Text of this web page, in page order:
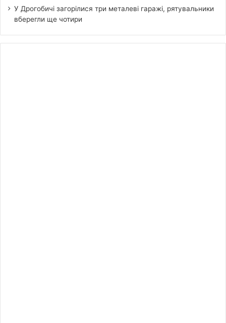
У Дрогобичі загорілися три металеві гаражі, рятувальники
вберегли ще чотири